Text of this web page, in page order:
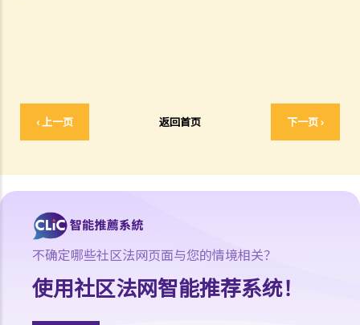
‹ 上一页 返回首页 下一页 ›
1. 与驾驶执照有关
b. 允许并无持有驾驶执照的人驾驶汽车
Q1. 其他国家发出的驾驶执照在香港是否有效？
Q2. 如果我让我的孩子坐在驾驶座上把玩方向盘，而汽车已停下来，我
会被控告任何罪行吗？
不确定哪些社区法网页面与您的情境相关？
使用社区法网智能推荐系统！